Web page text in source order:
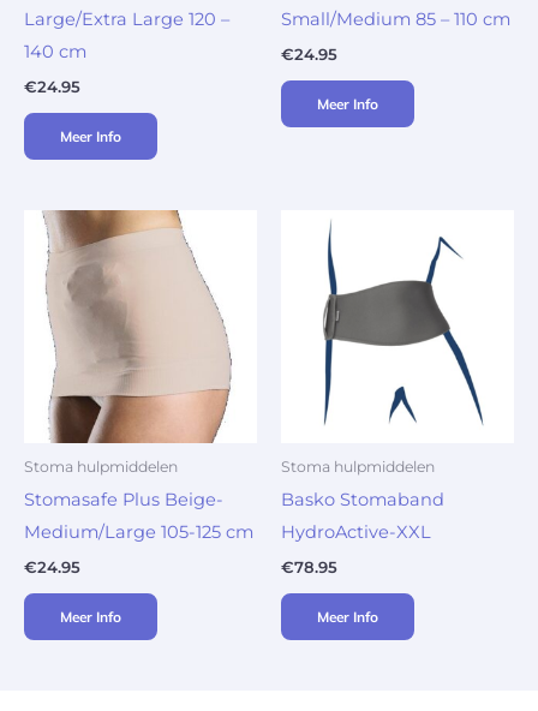
Large/Extra Large 120 –
140 cm
€24.95
Meer Info
Small/Medium 85 – 110 cm
€24.95
Meer Info
Stoma hulpmiddelen
Stomasafe Plus Beige-
Medium/Large 105-125 cm
€24.95
Meer Info
Stoma hulpmiddelen
Basko Stomaband
HydroActive-XXL
€78.95
Meer Info